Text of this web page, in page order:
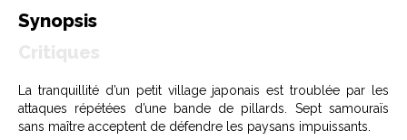
Synopsis
La tranquillité d’un petit village japonais est troublée par les
attaques répétées d’une bande de pillards. Sept samouraïs
sans maître acceptent de défendre les paysans impuissants.